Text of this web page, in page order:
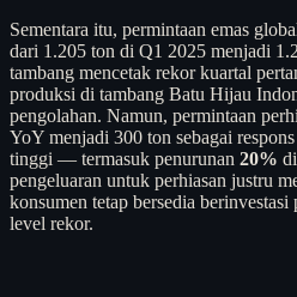
Sementara itu, permintaan emas
dari 1.205 ton di Q1 2025 menjadi
tambang mencetak rekor kuartal
produksi di tambang Batu Hijau
pengolahan. Namun, permintaan
YoY menjadi 300 ton sebagai
tinggi — termasuk penurunan 20%
pengeluaran untuk perhiasan justru
konsumen tetap bersedia berinvestasi
level rekor.